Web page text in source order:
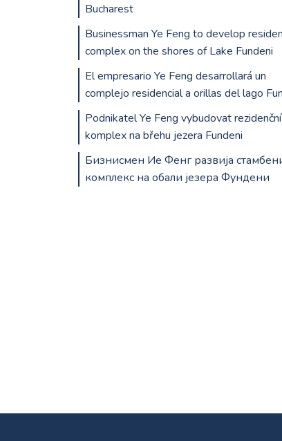
Bucharest
Businessman Ye Feng to develop
complex on the shores of Lake Fundeni
El empresario Ye Feng desarrollará un
complejo residencial a orillas del lago
Podnikatel Ye Feng vybudovat rezidenční
komplex na břehu jezera Fundeni
Бизнисмен Ие Фенг развија
комплекс на обали језера Фундени